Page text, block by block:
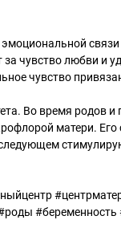
чувство любви и
чувство
Во время родов и
матери. Его